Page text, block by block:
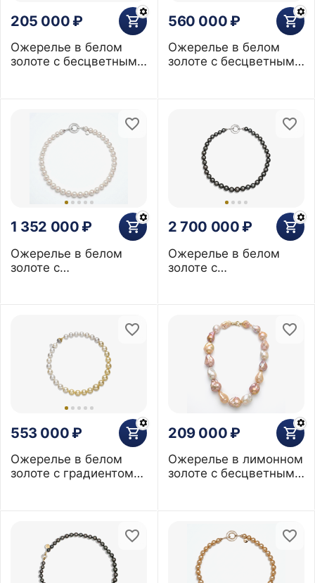
205 000 ₽
Ожерелье в белом
золоте с бесцветными
560 000 ₽
Ожерелье в белом
золоте с бесцветными
1 352 000 ₽
Ожерелье в белом
золоте с
2 700 000 ₽
Ожерелье в белом
золоте с
553 000 ₽
Ожерелье в белом
золоте с градиентом
209 000 ₽
Ожерелье в лимонном
золоте с бесцветными